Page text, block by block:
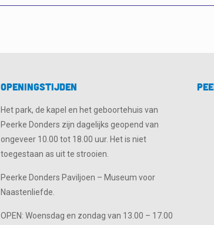
Openingstijden
Het park, de kapel en het geboortehuis van
Peerke Donders zijn dagelijks geopend van
ongeveer 10.00 tot 18.00 uur. Het is niet
toegestaan as uit te strooien.
Peerke Donders Paviljoen – Museum voor
Naastenliefde.
OPEN: Woensdag en zondag van 13.00 – 17.00